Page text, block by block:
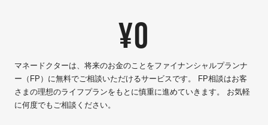
マネードクターは、将来のお金のことをファイナンシャルプランナ
ー（FP）に無料でご相談いただけるサービスです。 FP相談はお客
さまの理想のライフプランをもとに慎重に進めていきます。 お気軽
に何度でもご相談ください。
¥0